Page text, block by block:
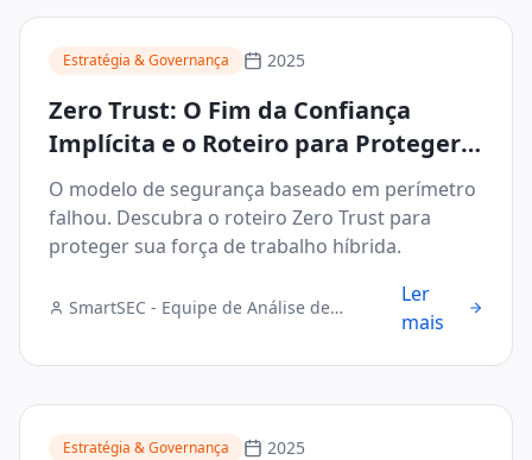
Estratégia & Governança 2025
Zero Trust: O Fim da Confiança
Implícita e o Roteiro para Proteger o
Acesso Híbrido
O modelo de segurança baseado em perímetro
falhou. Descubra o roteiro Zero Trust para
proteger sua força de trabalho híbrida.
SmartSEC - Equipe de Análise de
Ler
mais
Estratégia & Governança 2025